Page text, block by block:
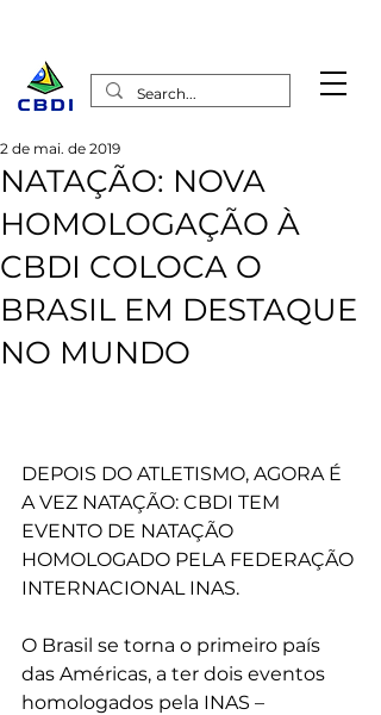
NATAÇÃO: NOVA
HOMOLOGAÇÃO À
CBDI COLOCA O
BRASIL EM DESTAQUE
NO MUNDO
2 de mai. de 2019
DEPOIS DO ATLETISMO, AGORA É
A VEZ NATAÇÃO: CBDI TEM
EVENTO DE NATAÇÃO
HOMOLOGADO PELA FEDERAÇÃO
INTERNACIONAL INAS.
O Brasil se torna o primeiro país
das Américas, a ter dois eventos
homologados pela INAS –